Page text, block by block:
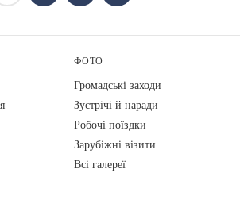
ФОТО
Громадські заходи
Зустрічі й наради
Робочі поїздки
Зарубіжні візити
Всі галереї